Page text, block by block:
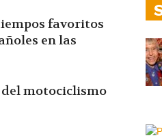
Hora
favoritos
en las
motociclismo